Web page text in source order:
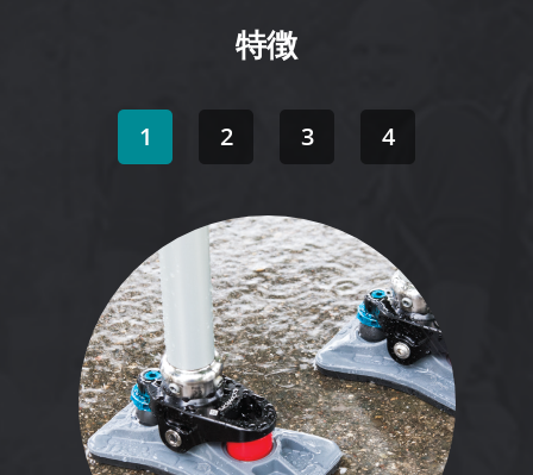
特徴
1 2 3 4